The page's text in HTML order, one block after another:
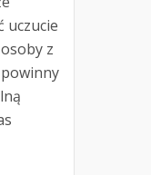
uczucie
z
powinny